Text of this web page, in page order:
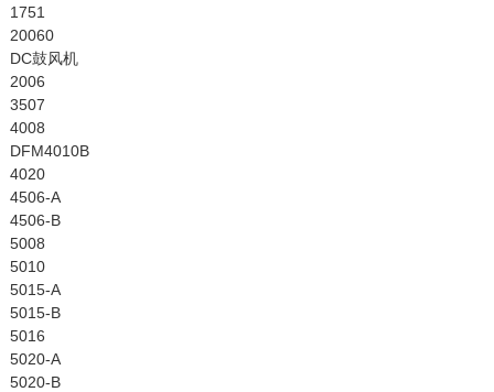
1751
20060
DC鼓风机
2006
3507
4008
DFM4010B
4020
4506-A
4506-B
5008
5010
5015-A
5015-B
5016
5020-A
5020-B